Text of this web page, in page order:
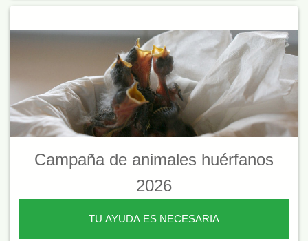
Campaña de animales huérfanos
2026
TU AYUDA ES NECESARIA